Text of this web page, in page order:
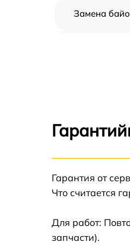
Замена
Замена
Гарантия от
Что считается
Для работ:
запчасти).